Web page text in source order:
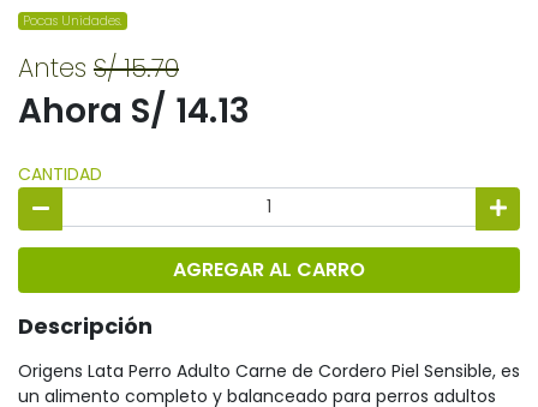
Pocas Unidades.
Antes S/ 15.70
Ahora S/ 14.13
CANTIDAD
AGREGAR AL CARRO
Descripción
Origens Lata Perro Adulto Carne de Cordero Piel Sensible, es
un alimento completo y balanceado para perros adultos